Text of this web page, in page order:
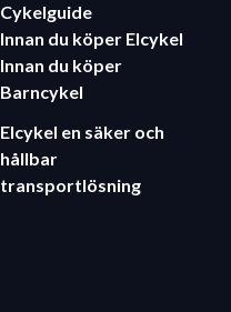
Cykelguide
Innan du köper Elcykel
Innan du köper
Barncykel
Elcykel en säker och
hållbar
transportlösning